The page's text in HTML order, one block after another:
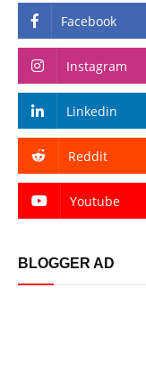
Facebook
Instagram
Linkedin
Reddit
Youtube
BLOGGER AD